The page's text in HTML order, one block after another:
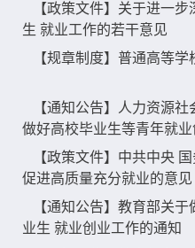
【政策文件】关于进一
生 就业工作的若干意见
【规章制度】普通高等
【通知公告】人力资源
做好高校毕业生等青年就
【政策文件】中共中央
促进高质量充分就业的意见
【通知公告】教育部关
业生 就业创业工作的通知